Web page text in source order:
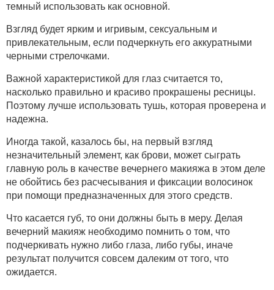
темный использовать как основной.
Взгляд будет ярким и игривым, сексуальным и
привлекательным, если подчеркнуть его аккуратными
черными стрелочками.
Важной характеристикой для глаз считается то,
насколько правильно и красиво прокрашены ресницы.
Поэтому лучше использовать тушь, которая проверена и
надежна.
Иногда такой, казалось бы, на первый взгляд
незначительный элемент, как брови, может сыграть
главную роль в качестве вечернего макияжа в этом деле
не обойтись без расчесывания и фиксации волосинок
при помощи предназначенных для этого средств.
Что касается губ, то они должны быть в меру. Делая
вечерний макияж необходимо помнить о том, что
подчеркивать нужно либо глаза, либо губы, иначе
результат получится совсем далеким от того, что
ожидается.